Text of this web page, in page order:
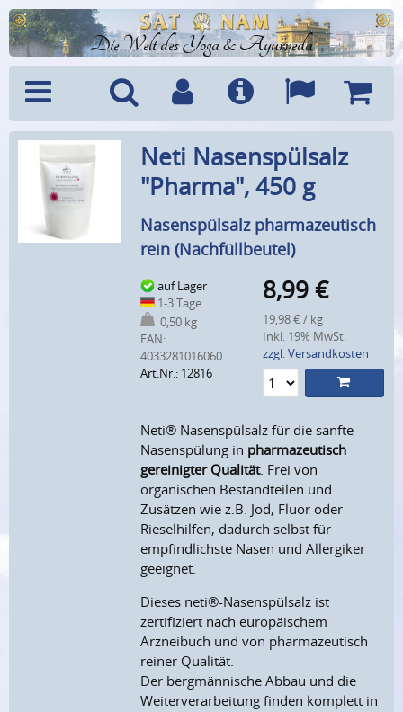
Die Welt des Yoga & Ayurveda
Menü SucheBenutzerkonto
Info Sprachen
Neti Nasenspülsalz
"Pharma", 450 g
Nasenspülsalz pharmazeutisch
rein (Nachfüllbeutel)
auf Lager
1-3 Tage
0,50 kg
EAN:
4033281016060
Art.Nr.: 12816
8,99 €
19,98 € / kg
Inkl. 19% MwSt.
zzgl. Versandkosten
Neti® Nasenspülsalz für die sanfte
Nasenspülung in pharmazeutisch
gereinigter Qualität. Frei von
organischen Bestandteilen und
Zusätzen wie z.B. Jod, Fluor oder
Rieselhilfen, dadurch selbst für
empfindlichste Nasen und Allergiker
geeignet.
Dieses neti®-Nasenspülsalz ist
zertifiziert nach europäischem
Arzneibuch und von pharmazeutisch
reiner Qualität.
Der bergmännische Abbau und die
Weiterverarbeitung finden komplett in